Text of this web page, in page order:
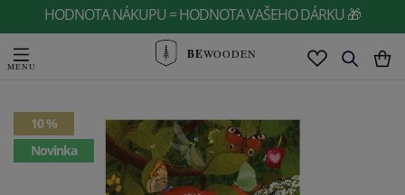
HODNOTA NÁKUPU = HODNOTA VAŠEHO DÁRKU 🎁
BEWOODEN
10 %
Novinka